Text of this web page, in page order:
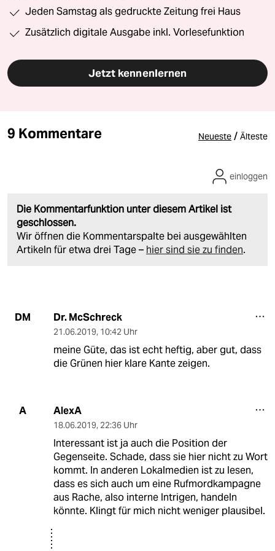
Jeden Samstag als gedruckte Zeitung frei Haus
Zusätzlich digitale Ausgabe inkl. Vorlesefunktion
Jetzt kennenlernen
9 Kommentare Neueste / Älteste
Die Kommentarfunktion unter diesem Artikel ist
geschlossen.
Wir öffnen die Kommentarspalte bei ausgewählten
Artikeln für etwa drei Tage – hier sind sie zu finden.
einloggen
DM Dr. McSchreck
21.06.2019, 10:42 Uhr
meine Güte, das ist echt heftig, aber gut, dass
die Grünen hier klare Kante zeigen.
A AlexA
18.06.2019, 22:36 Uhr
Interessant ist ja auch die Position der
Gegenseite. Schade, dass sie hier nicht zu Wort
kommt. In anderen Lokalmedien ist zu lesen,
dass es sich auch um eine Rufmordkampagne
aus Rache, also interne Intrigen, handeln
könnte. Klingt für mich nicht weniger plausibel.